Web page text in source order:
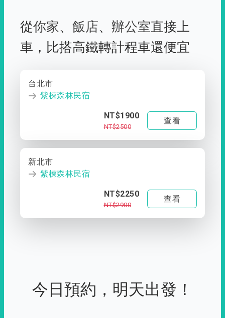
從你家、 飯店、 辦公室直接上
車， 比搭高鐵轉計程車還便宜
台北市
紫楝森林民宿
NT$1900
NT$2500
查看
新北市
紫楝森林民宿
NT$2250
NT$2900
查看
今日預約，明天出發！